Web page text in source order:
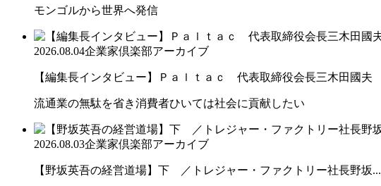
モンゴルから世界へ発信
2026.08.04企業家倶楽部アーカイブ
【編集長インタビュー】Ｐａｌｔａｃ 代表取締役会長三木田國夫
流通業の無駄を省き消費者ひいては社会に貢献したい
2026.08.03企業家倶楽部アーカイブ
【野坂英吾の経営道場】下 ／トレジャー・ファクトリー社長野坂...